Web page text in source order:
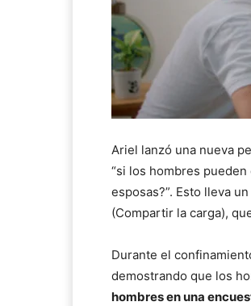
Ariel lanzó una nueva
“si los hombres
esposas?”. Esto lleva
(Compartir la carga),
Durante el
demostrando que los
hombres en una